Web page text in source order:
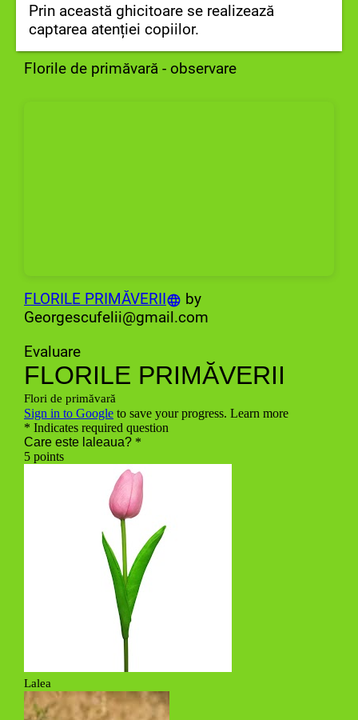
Prin această ghicitoare se realizează
captarea atenției copiilor.
Florile de primăvară - observare
FLORILE PRIMĂVERII
by
Georgescufelii@gmail.com
Evaluare